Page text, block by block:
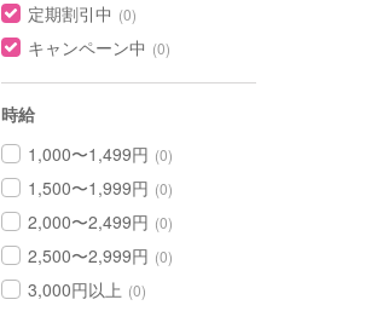
定期割引中 (0)
キャンペーン中 (0)
時給
1,000〜1,499円 (0)
1,500〜1,999円 (0)
2,000〜2,499円 (0)
2,500〜2,999円 (0)
3,000円以上 (0)